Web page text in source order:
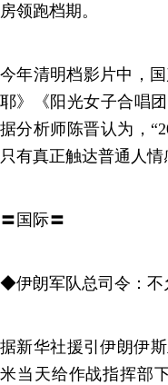
房领跑档期。
今年清明档影片中，
耶》《阳光女子合唱
据分析师陈晋认为，
只有真正触达普通人
〓国际〓
◆伊朗军队总司令：不
据新华社援引伊朗伊
米当天给作战指挥部